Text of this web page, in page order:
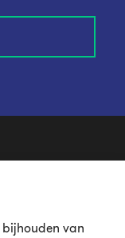
bijhouden van